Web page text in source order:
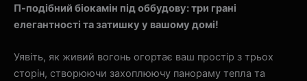
П-подібний біокамін під оббудову: три грані
елегантності та затишку у вашому домі!
Уявіть, як живий вогонь огортає ваш простір з трьох
сторін, створюючи захоплюючу панораму тепла та